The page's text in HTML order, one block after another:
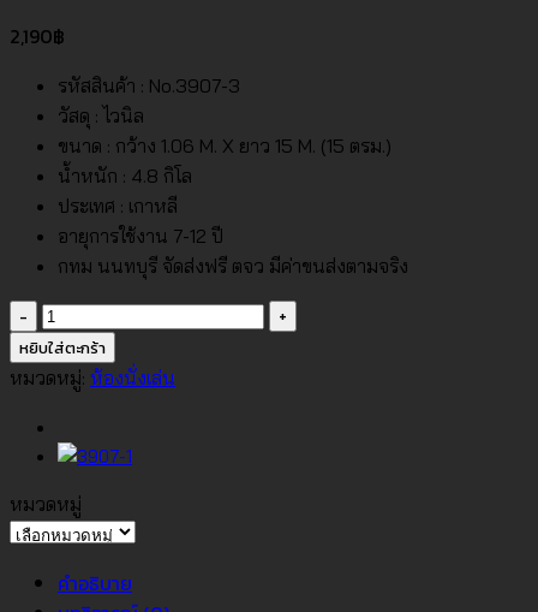
2,190฿
รหัสสินค้า : No.3907-3
วัสดุ : ไวนิล
ขนาด : กว้าง 1.06 M. X ยาว 15 M. (15 ตรม.)
น้ำหนัก : 4.8 กิโล
ประเทศ : เกาหลี
อายุการใช้งาน 7-12 ปี
กทม นนทบุรี จัดส่งฟรี ตจว มีค่าขนส่งตามจริง
จำนวน
วอลเปเปอร์
ห้อง
เล่น
ลาย
ดอกไม้
สี
พื้น
หยิบใส่ตะกร้า
หมวดหมู่: ห้องนั่งเล่น
หมวดหมู่
หมวด
คำอธิบาย